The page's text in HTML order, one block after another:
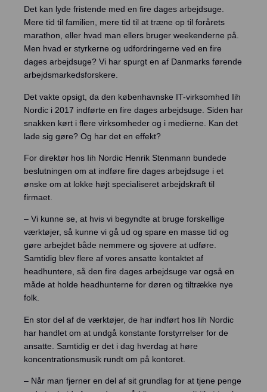
Blog
Om os
Kontakt
Log ind
Intempus Web
Log ind på din konto
Intempus Admin
Det kan lyde fristende med en fire dages arbejdsuge.
Mere tid til familien, mere tid til at træne op til forårets
marathon, eller hvad man ellers bruger weekenderne på.
Men hvad er styrkerne og udfordringerne ved en fire
dages arbejdsuge? Vi har spurgt en af Danmarks førende
arbejdsmarkedsforskere.
Det vakte opsigt, da den københavnske IT-virksomhed Iih
Nordic i 2017 indførte en fire dages arbejdsuge. Siden har
snakken kørt i flere virksomheder og i medierne. Kan det
lade sig gøre? Og har det en effekt?
For direktør hos Iih Nordic Henrik Stenmann bundede
beslutningen om at indføre fire dages arbejdsuge i et
ønske om at lokke højt specialiseret arbejdskraft til
firmaet.
– Vi kunne se, at hvis vi begyndte at bruge forskellige
værktøjer, så kunne vi gå ud og spare en masse tid og
gøre arbejdet både nemmere og sjovere at udføre.
Samtidig blev flere af vores ansatte kontaktet af
headhuntere, så den fire dages arbejdsuge var også en
måde at holde headhunterne for døren og tiltrække nye
folk.
En stor del af de værktøjer, de har indført hos Iih Nordic
har handlet om at undgå konstante forstyrrelser for de
ansatte. Samtidig er det i dag hverdag at høre
koncentrationsmusik rundt om på kontoret.
– Når man fjerner en del af sit grundlag for at tjene penge